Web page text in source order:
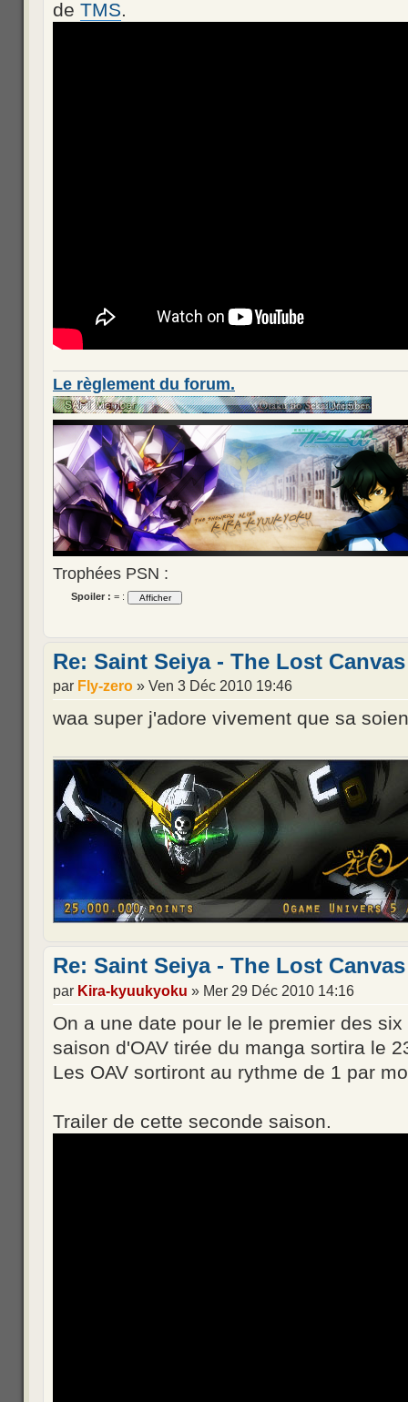
de TMS.
Le règlement du forum.
Trophées PSN :
Spoiler : = :
Re: Saint Seiya - The Lost Canvas
par Fly-zero » Ven 3 Déc 2010 19:46
waa super j'adore vivement que sa
Re: Saint Seiya - The Lost Canvas
par Kira-kyuukyoku » Mer 29 Déc 2010 14:16
On a une date pour le le premier des
saison d'OAV tirée du manga sortira le
Les OAV sortiront au rythme de 1 par
Trailer de cette seconde saison.